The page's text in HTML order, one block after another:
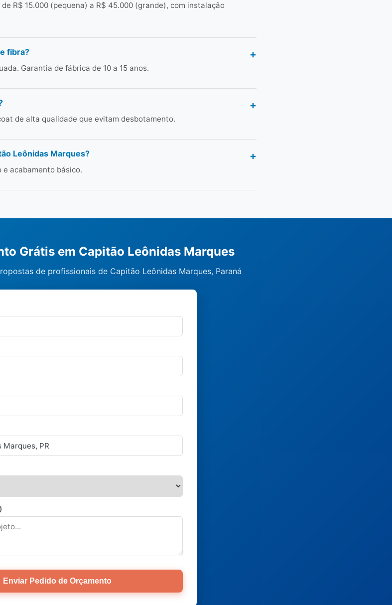
R$ 15.000 (pequena) a R$ 45.000 (grande), com instalação
fibra?
Garantia de fábrica de 10 a 15 anos.
de alta qualidade que evitam desbotamento.
Leônidas Marques?
e acabamento básico.
Grátis em Capitão Leônidas Marques
de profissionais de Capitão Leônidas Marques, Paraná
Enviar Pedido de Orçamento